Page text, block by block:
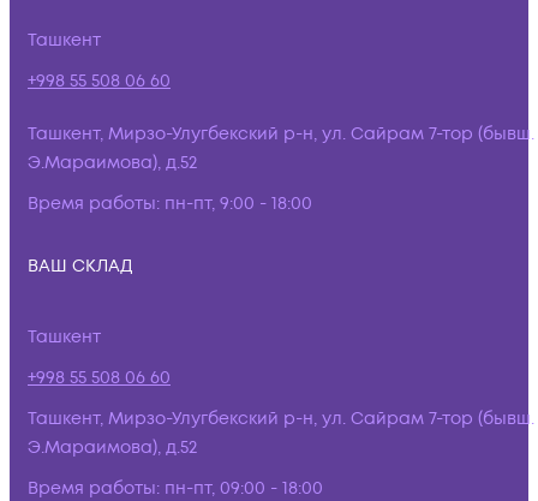
Ташкент
+998 55 508 06 60
Ташкент, Мирзо-Улугбекский р-н, ул. Сайрам 7-тор (бывш.
Э.Мараимова), д.52
Время работы: пн-пт, 9:00 - 18:00
ВАШ СКЛАД
Ташкент
+998 55 508 06 60
Ташкент, Мирзо-Улугбекский р-н, ул. Сайрам 7-тор (бывш.
Э.Мараимова), д.52
Время работы: пн-пт, 09:00 - 18:00